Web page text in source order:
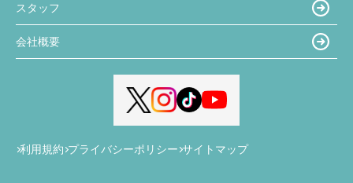
スタッフ
会社概要
利用規約 プライバシーポリシー サイトマップ